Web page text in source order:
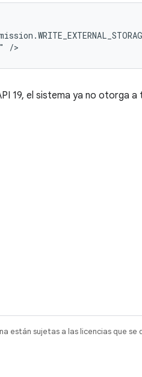
/>
19, el sistema ya no otorga a
están sujetas a las licencias que se